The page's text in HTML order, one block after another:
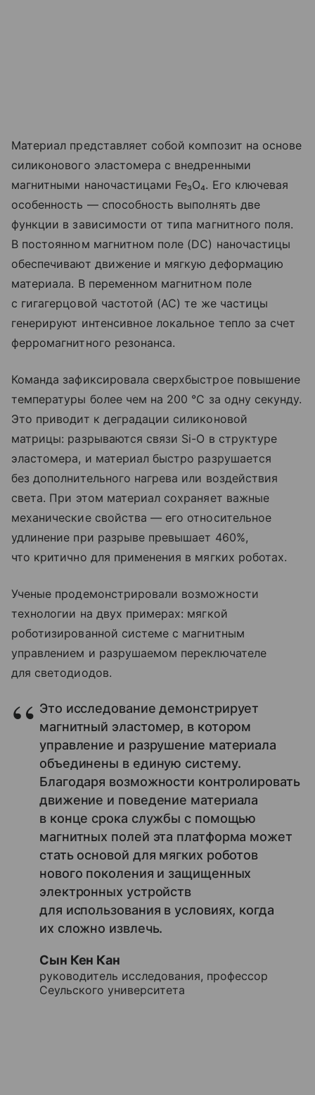
Материал представляет собой композит на основе
силиконового эластомера с внедренными
магнитными наночастицами Fe₃O₄. Его ключевая
особенность — способность выполнять две
функции в зависимости от типа магнитного поля.
В постоянном магнитном поле (DC) наночастицы
обеспечивают движение и мягкую деформацию
материала. В переменном магнитном поле
с гигагерцовой частотой (AC) те же частицы
генерируют интенсивное локальное тепло за счет
ферромагнитного резонанса.
Команда зафиксировала сверхбыстрое повышение
температуры более чем на 200 °C за одну секунду.
Это приводит к деградации силиконовой
матрицы: разрываются связи Si-O в структуре
эластомера, и материал быстро разрушается
без дополнительного нагрева или воздействия
света. При этом материал сохраняет важные
механические свойства — его относительное
удлинение при разрыве превышает 460%,
что критично для применения в мягких роботах.
Ученые продемонстрировали возможности
технологии на двух примерах: мягкой
роботизированной системе с магнитным
управлением и разрушаемом переключателе
для светодиодов.
Это исследование демонстрирует
магнитный эластомер, в котором
управление и разрушение материала
объединены в единую систему.
Благодаря возможности контролировать
движение и поведение материала
в конце срока службы с помощью
магнитных полей эта платформа может
стать основой для мягких роботов
нового поколения и защищенных
электронных устройств
для использования в условиях, когда
их сложно извлечь.
Сын Кен Кан
руководитель исследования, профессор
Сеульского университета